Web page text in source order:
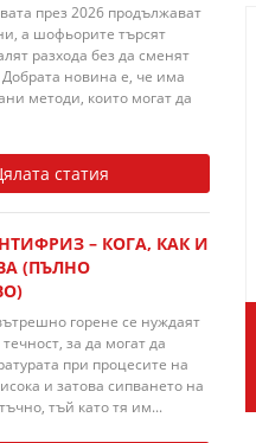
през 2026 продължават
а шофьорите търсят
разхода без да сменят
новина е, че има
методи, които могат да
статия
– КОГА, КАК И
(ПЪЛНО
горене се нуждаят
за да могат да
при процесите на
и затова сипването на
тъй като тя им...